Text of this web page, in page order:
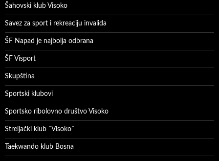
Šahovski klub Visoko
Savez za sport i rekreaciju invalida
ŠF Napad je najbolja odbrana
ŠF Visport
Skupština
Sportski klubovi
Sportsko ribolovno društvo Visoko
Streljački klub ˝Visoko˝
Taekwando klub Bosna